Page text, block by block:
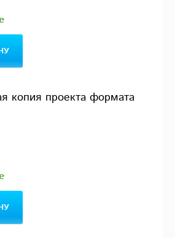
копия проекта формата